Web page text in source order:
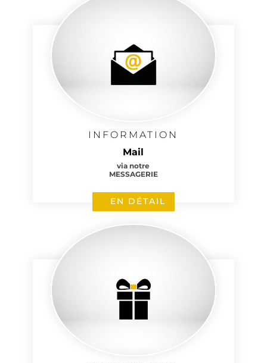
INFORMATION
Mail
via notre
MESSAGERIE
EN DÉTAIL